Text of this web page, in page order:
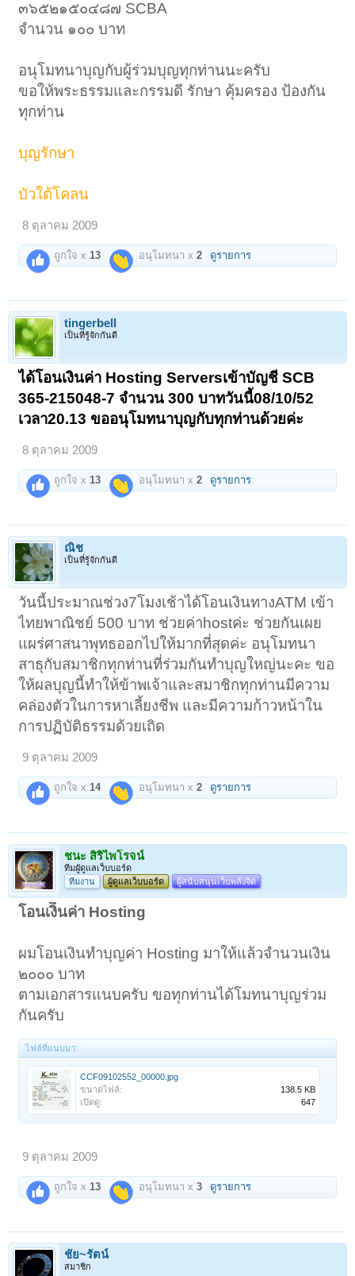
๓๖๕๒๑๕๐๔๘๗ SCBA
จำนวน ๑๐๐ บาท
อนุโมทนาบุญกับผู้ร่วมบุญทุกท่านนะครับ
ขอให้พระธรรมและกรรมดี รักษา คุ้มครอง ป้องกัน
ทุกท่าน
บุญรักษา
บัวใต้โคลน
8 ตุลาคม 2009
ถูกใจ x 13 อนุโมทนา x2 ดูรายการ
tingerbell
เป็นที่รู้จักกันดี
ได้โอนเงินค่า Hosting Serversเข้าบัญชี SCB
365-215048-7 จำนวน 300 บาทวันนี้08/10/52
เวลา20.13 ขออนุโมทนาบุญกับทุกท่านด้วยค่ะ
8 ตุลาคม 2009
ถูกใจ x 13 อนุโมทนา x2 ดูรายการ
ณิช
เป็นที่รู้จักกันดี
วันนี้ประมาณช่วง7โมงเช้าได้โอนเงินทางATM เข้า
ไทยพาณิชย์ 500 บาท ช่วยค่าhostค่ะ ช่วยกันเผย
แผร่ศาสนาพุทธออกไปให้มากที่สุดค่ะ อนุโมทนา
สาธุกับสมาชิกทุกท่านที่ร่วมกันทำบุญใหญ่นะคะ ขอ
ให้ผลบุญนี้ทำให้ข้าพเจ้าและสมาชิกทุกท่านมีความ
คล่องตัวในการหาเลี้ยงชีพ และมีความก้าวหน้าใน
การปฏิบัติธรรมด้วยเถิด
9 ตุลาคม 2009
ถูกใจ x14 อนุโมทนา x2 ดูรายการ
ชนะ สิริไพโรจน์
ทีมผูัดูแลเว็บบอร์ด
ทีมงาน
ผู้ดูแลเว็บบอร์ด ผู้สนับสนุนเว็บพลังจิต
โอนเงิินค่า Hosting
ผมโอนเงินทำบุญค่า Hosting มาให้แล้วจำนวนเงิน
๒๐๐๐ บาท
ตามเอกสารแนบครับ ขอทุกท่านได้โมทนาบุญร่วม
กันครับ
ไฟล์ที่แนบมา:
CCF09102552_00000.jpg
ขนาดไฟล์:
138.5 KB
เปิดดู:
647
9 ตุลาคม 2009
ถูกใจ x 13 อนุโมทนา x3 ดูรายการ
ชัย~รัตน์
สมาชิก